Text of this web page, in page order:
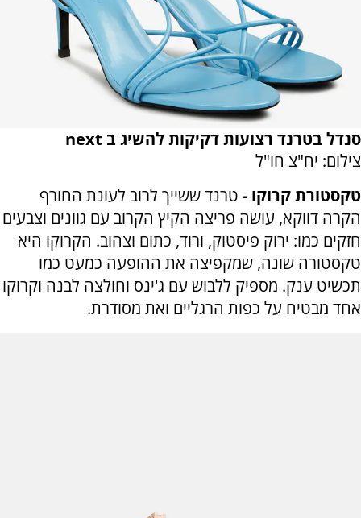
סנדל בטרנד רצועות דקיקות להשיג ב next
צילום: יח"צ חו"ל
טקסטורת קרוקו - טרנד ששייך לרוב לעונת החורף
הקרה דווקא, עושה פריצה הקיץ הקרוב עם גוונים וצבעים
חזקים כמו: ירוק פיסטוק, ורוד, כתום וצהוב. הקרוקו היא
טקסטורה שונה, שמקפיצה את ההופעה כמעט כמו
תכשיט ענק. מספיק ללבוש עם ג'ינס וחולצה לבנה וקרוקו
אחד מבטיח על כפות הרגליים ואת מסודרת.